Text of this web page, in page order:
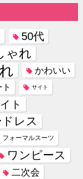
50代
ゃれ
かわいい
サイト
ト
レス
フォーマルスーツ
ワンピース
二次会